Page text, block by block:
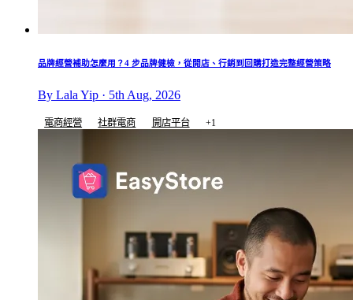
品牌經營補助怎麼用？4 步品牌健檢，從開店、行銷到回購打造完整經營策略
By Lala Yip · 5th Aug, 2026
電商經營 社群電商 開店平台 +1